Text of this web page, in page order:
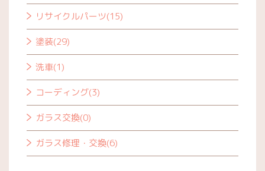
リサイクルパーツ(15)
塗装(29)
洗車(1)
コーディング(3)
ガラス交換(0)
ガラス修理・交換(6)